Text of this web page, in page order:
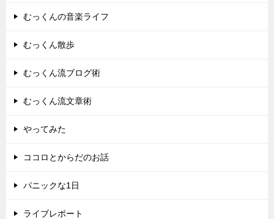
むっくんの音楽ライフ
むっくん散歩
むっくん流ブログ術
むっくん流文章術
やってみた
ココロとからだのお話
パニックな1日
ライブレポート